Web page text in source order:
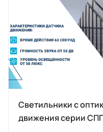
Светильники с
движения серии